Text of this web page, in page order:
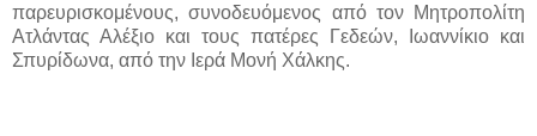
παρευρισκομένους, συνοδευόμενος από τον Μητροπολίτη
Ατλάντας Αλέξιο και τους πατέρες Γεδεών, Ιωαννίκιο και
Σπυρίδωνα, από την Ιερά Μονή Χάλκης.